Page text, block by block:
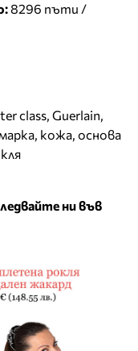
8296 пъти /
class, Guerlain,
, кожа, основа
ни във